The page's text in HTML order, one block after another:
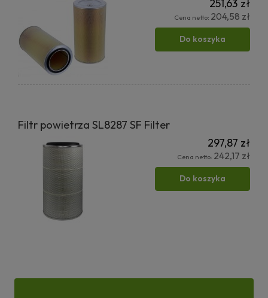
251,63 zł
Cena netto: 204,58 zł
Do koszyka
Filtr powietrza SL8287 SF Filter
297,87 zł
Cena netto: 242,17 zł
Do koszyka